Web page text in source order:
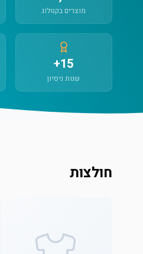
מוצרים בקטלוג
15+
שנות ניסיון
חולצות